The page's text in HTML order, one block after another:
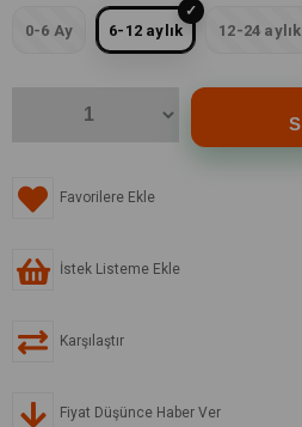
0-6 Ay 6-12 aylık 12-24 aylık
Favorilere Ekle
İstek Listeme Ekle
Karşılaştır
Fiyat Düşünce Haber Ver